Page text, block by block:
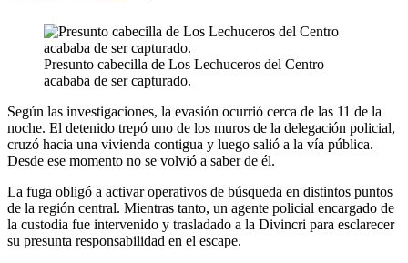
Presunto cabecilla de Los Lechuceros del Centro
acababa de ser capturado.
Según las investigaciones, la evasión ocurrió cerca de las 11 de la
noche. El detenido trepó uno de los muros de la delegación policial,
cruzó hacia una vivienda contigua y luego salió a la vía pública.
Desde ese momento no se volvió a saber de él.
La fuga obligó a activar operativos de búsqueda en distintos puntos
de la región central. Mientras tanto, un agente policial encargado de
la custodia fue intervenido y trasladado a la Divincri para esclarecer
su presunta responsabilidad en el escape.